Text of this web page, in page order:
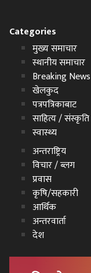
Categories
मुख्य समाचार
स्थानीय समाचार
Breaking News
खेलकुद
पत्रपत्रिकाबाट
साहित्य / संस्कृति
स्वास्थ्य
अन्तराष्ट्रिय
विचार / ब्लग
प्रवास
कृषि/सहकारी
आर्थिक
अन्तरवार्ता
देश